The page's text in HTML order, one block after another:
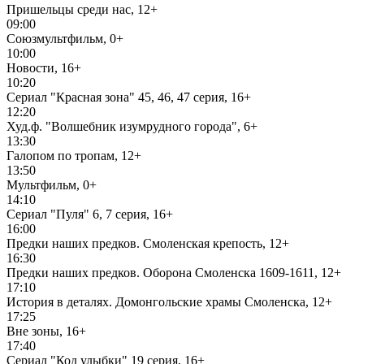
Пришельцы среди нас, 12+
09:00
Союзмультфильм, 0+
10:00
Новости, 16+
10:20
Сериал "Красная зона" 45, 46, 47 серия, 16+
12:20
Худ.ф. "Волшебник изумрудного города", 6+
13:30
Галопом по тропам, 12+
13:50
Мультфильм, 0+
14:10
Сериал "Пуля" 6, 7 серия, 16+
16:00
Предки наших предков. Смоленская крепость, 12+
16:30
Предки наших предков. Оборона Смоленска 1609-1611, 12+
17:10
История в деталях. Домонгольские храмы Смоленска, 12+
17:25
Вне зоны, 16+
17:40
Сериал "Код улыбки" 19 серия, 16+